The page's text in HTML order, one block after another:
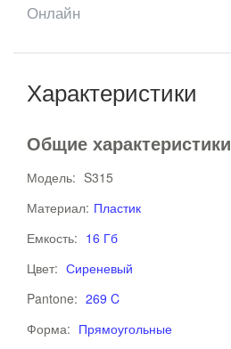
Онлайн
Характеристики
Общие характеристики
Модель: S315
Материал: Пластик
Емкость: 16 Гб
Цвет: Сиреневый
Pantone: 269 C
Форма: Прямоугольные